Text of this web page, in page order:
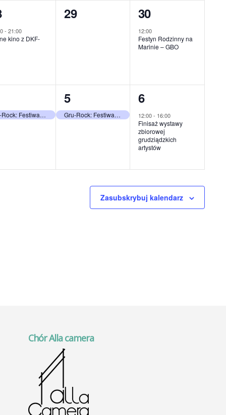
- 21:00
kino z DKF-
0
29
1
wydarzenie,
30
12:00
Festyn Rodzinny na
Marinie – GBO
Gru-Rock: Festiwal Grudziądzkich Zespołów
1
wydarzenie,
5
Gru-Rock: Festiwal Grudziądzkich Zespołów
1
wydarzenie,
6
12:00- 16:00
Finisaż wystawy
zbiorowej
grudziądzkich
artystów
Zasubskrybuj kalendarz
Chór Alla camera